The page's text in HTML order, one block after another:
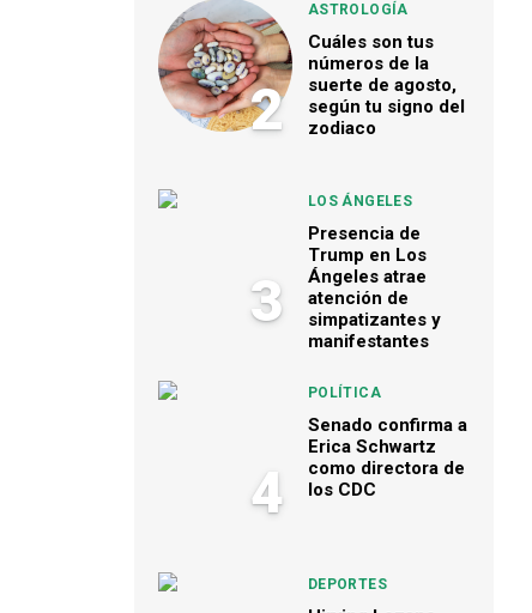
2
ASTROLOGÍA
Cuáles son tus
números de la
suerte de agosto,
según tu signo del
zodiaco
3
LOS ÁNGELES
Presencia de
Trump en Los
Ángeles atrae
atención de
simpatizantes y
manifestantes
4
POLÍTICA
Senado confirma a
Erica Schwartz
como directora de
los CDC
DEPORTES